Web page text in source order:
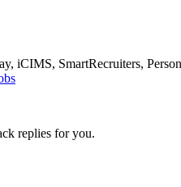
iCIMS, SmartRecruiters,
replies for you.